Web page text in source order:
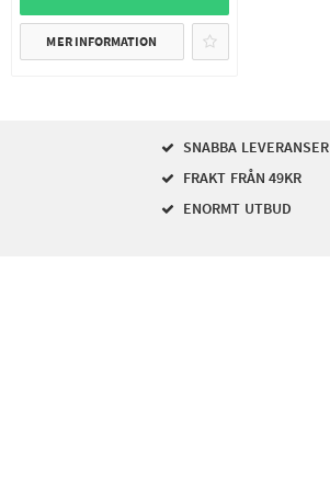
MER INFORMATION
SNABBA LEVERANSER
FRAKT FRÅN 49KR
ENORMT UTBUD